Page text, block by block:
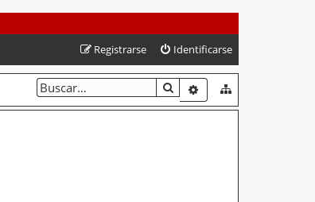
Identificarse
Registrarse
BUSCARBÚSQUEDA